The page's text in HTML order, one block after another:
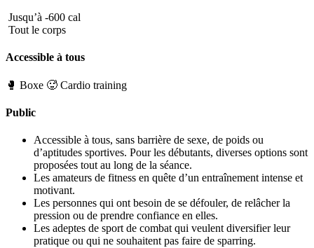
Jusqu’à -600 cal
Tout le corps
Accessible à tous
🥊 Boxe 🥵 Cardio training
Public
Accessible à tous, sans barrière de sexe, de poids ou
d’aptitudes sportives. Pour les débutants, diverses options sont
proposées tout au long de la séance.
Les amateurs de fitness en quête d’un entraînement intense et
motivant.
Les personnes qui ont besoin de se défouler, de relâcher la
pression ou de prendre confiance en elles.
Les adeptes de sport de combat qui veulent diversifier leur
pratique ou qui ne souhaitent pas faire de sparring.